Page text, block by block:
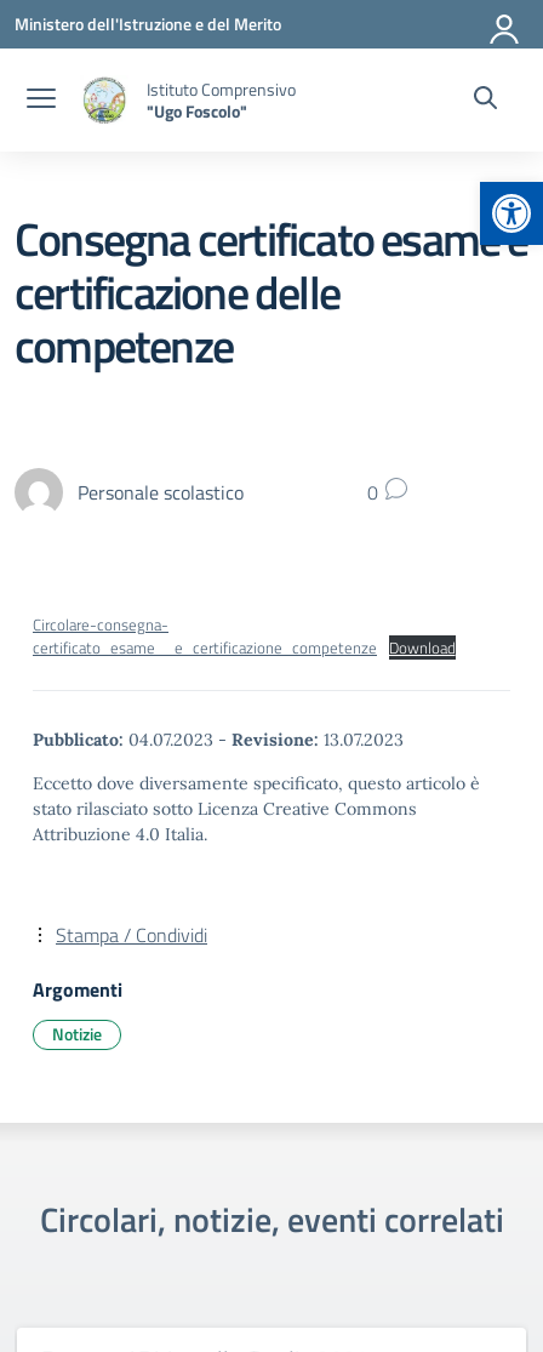
Vai ai contenuti
Vai al menu di navigazione
Vai al footer
Ministero dell'Istruzione e del Merito
Istituto Comprensivo
"Ugo Foscolo"
Consegna certificato esame e
certificazione delle
competenze
Personale scolastico 0
Circolare-consegna-
certificato_esame__e_certificazione_competenze Download
Pubblicato: 04.07.2023 - Revisione: 13.07.2023
Eccetto dove diversamente specificato, questo articolo è
stato rilasciato sotto Licenza Creative Commons
Attribuzione 4.0 Italia.
Stampa / Condividi
Argomenti
Notizie
Circolari, notizie, eventi correlati